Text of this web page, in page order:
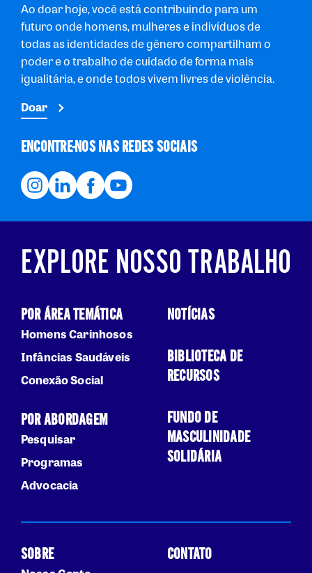
Ao doar hoje, você está contribuindo para um
futuro onde homens, mulheres e indivíduos de
todas as identidades de gênero compartilham o
poder e o trabalho de cuidado de forma mais
igualitária, e onde todos vivem livres de violência.
Doar
ENCONTRE-NOS NAS REDES SOCIAIS
EXPLORE NOSSO TRABALHO
POR ÁREA TEMÁTICA
Homens Carinhosos
Infâncias Saudáveis
Conexão Social
POR ABORDAGEM
Pesquisar
Programas
Advocacia
NOTÍCIAS
BIBLIOTECA DE
RECURSOS
FUNDO DE
MASCULINIDADE
SOLIDÁRIA
SOBRE CONTATO